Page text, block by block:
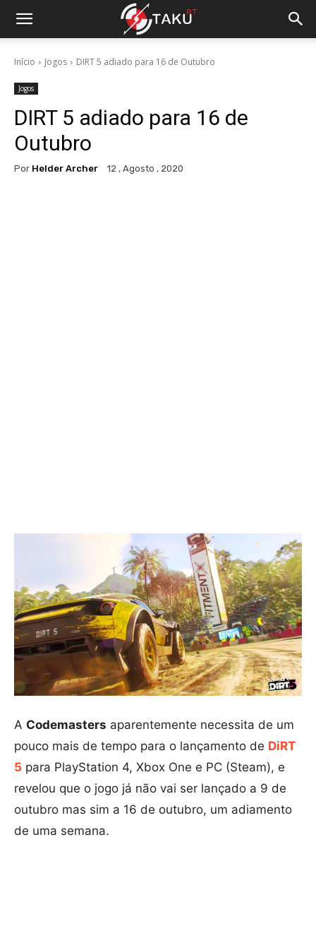
Início Jogos DIRT 5 adiado para 16 de Outubro
Jogos
DIRT 5 adiado para 16 de
Outubro
Por Helder Archer 12 , Agosto , 2020
A Codemasters aparentemente necessita de um
pouco mais de tempo para o lançamento de DiRT
5 para PlayStation 4, Xbox One e PC (Steam), e
revelou que o jogo já não vai ser lançado a 9 de
outubro mas sim a 16 de outubro, um adiamento
de uma semana.